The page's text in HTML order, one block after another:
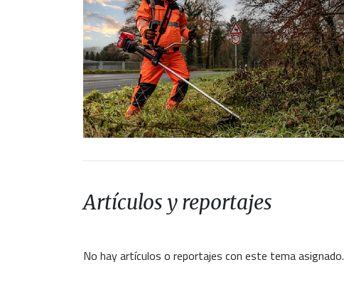
Artículos y reportajes
No hay artículos o reportajes con este tema asignado.